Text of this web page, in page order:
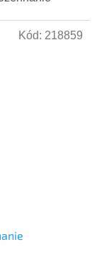
Kód: 218859